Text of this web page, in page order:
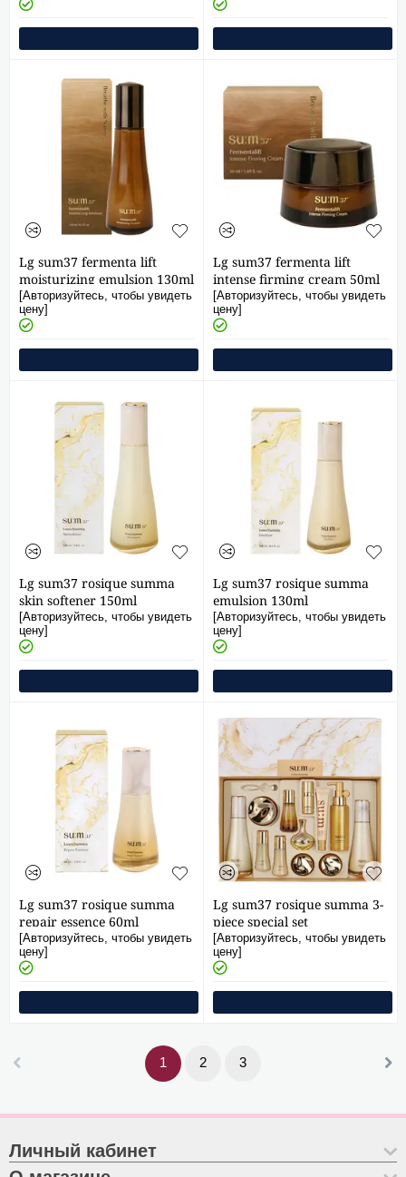
Lg sum37 fermenta lift
moisturizing emulsion 130ml
[Авторизуйтесь, чтобы увидеть
цену]
Lg sum37 fermenta lift
intense firming cream 50ml
[Авторизуйтесь, чтобы увидеть
цену]
Lg sum37 rosique summa
skin softener 150ml
[Авторизуйтесь, чтобы увидеть
цену]
Lg sum37 rosique summa
emulsion 130ml
[Авторизуйтесь, чтобы увидеть
цену]
Lg sum37 rosique summa
repair essence 60ml
[Авторизуйтесь, чтобы увидеть
цену]
Lg sum37 rosique summa 3-
piece special set
[Авторизуйтесь, чтобы увидеть
цену]
1 2 3
Личный кабинет